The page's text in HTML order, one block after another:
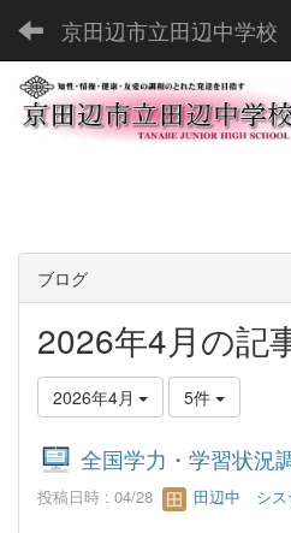
京田辺市立田辺中学校
ブログ
2026年4月の記
2026年4月 5件
全国学力・学習状況
投稿日時 : 04/28 田辺中 シス